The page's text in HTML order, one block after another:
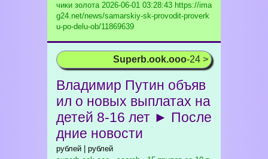
чики золота2026-06-01 03:28:43 https://ima
g24.net/news/samarskiy-sk-provodit-proverk
u-po-delu-ob/11869639
Superb.ook.ooo-24 >
Владимир Путин объяв
ил о новых выплатах на
детей 8-16 лет ► После
дние новости
рублей | рублей